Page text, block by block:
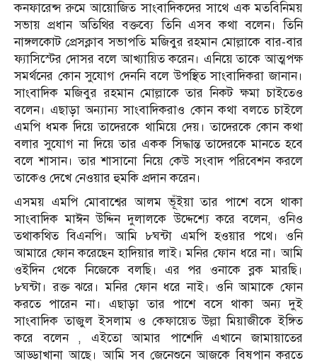
কনফারেন্স রুমে আয়োজিত সাংবাদিকদের সাথে এক মতবিনিময়
সভায় প্রধান অতিথির বক্তব্যে তিনি এসব কথা বলেন। তিনি
নাঙ্গলকোট প্রেসক্লাব সভাপতি মজিবুর রহমান মোল্লাকে বার-বার
ফ্যাসিস্টের দোসর বলে আখ্যায়িত করেন। এনিয়ে তাকে আত্মপক্ষ
সমর্থনের কোন সুযোগ দেননি বলে উপস্থিত সাংবাদিকরা জানান।
সাংবাদিক মজিবুর রহমান মোল্লাকে তার নিকট ক্ষমা চাইতেও
বলেন। এছাড়া অন্যান্য সাংবাদিকরাও কোন কথা বলতে চাইলে
এমপি ধমক দিয়ে তাদেরকে থামিয়ে দেয়। তাদেরকে কোন কথা
বলার সুযোগ না দিয়ে তার একক সিদ্ধান্ত তাদেরকে মানতে হবে
বলে শাসান। তার শাসানো নিয়ে কেউ সংবাদ পরিবেশন করলে
তাকেও দেখে নেওয়ার হুমকি প্রদান করেন।
এসময় এমপি মোবাশ্বের আলম ভূঁইয়া তার পাশে বসে থাকা
সাংবাদিক মাঈন উদ্দিন দুলালকে উদ্দেশ্যে করে বলেন, ওনিও
তথাকথিত বিএনপি। আমি ৮ঘন্টা এমপি হওয়ার পথে। ওনি
আমারে ফোন করেছেন হাদিয়ার লাই। মনির ফোন ধরে না। আমি
ওইদিন থেকে নিজেকে বলছি। এর পর ওনাকে ব্লক মারছি।
৮ঘন্টা। রক্ত ঝরে। মনির ফোন ধরে নাই। ওনি আমাকে ফোন
করতে পারেন না। এছাড়া তার পাশে বসে থাকা অন্য দুই
সাংবাদিক তাজুল ইসলাম ও কেফায়েত উল্লা মিয়াজীকে ইঙ্গিত
করে বলেন , এইতো আমার পাশেদি এখানে জামায়াতের
আড্ডাখানা আছে। আমি সব জেনেশুনে আজকে বিষপান করতে